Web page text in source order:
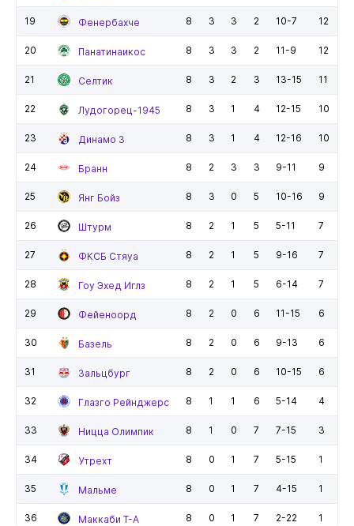
19 Фенербахче 8 3 3 2 10-7 12
20 Панатинаикос 8 3 3 2 11-9 12
21 Селтик 8 3 2 3 13-15 11
22 Лудогорец-1945 8 3 1 4 12-15 10
23 Динамо З 8 3 1 4 12-16 10
24 Бранн 8 2 3 3 9-11 9
25 Янг Бойз 8 3 0 5 10-16 9
26 Штурм 8 2 1 5 5-11 7
27 ФКСБ Стяуа 8 2 1 5 9-16 7
28 Гоу Эхед Иглз 8 2 1 5 6-14 7
29 Фейеноорд 8 2 0 6 11-15 6
30 Базель 8 2 0 6 9-13 6
31 Зальцбург 8 2 0 6 10-15 6
32 Глазго Рейнджерс 8 1 1 6 5-14 4
33 Ницца Олимпик 8 1 0 7 7-15 3
34 Утрехт 8 0 1 7 5-15 1
35 Мальме 8 0 1 7 4-15 1
36 Маккаби Т-А 8 0 1 7 2-22 1